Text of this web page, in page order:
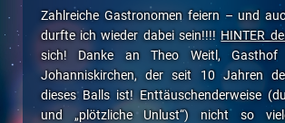
Zahlreiche Gastronomen feiern – und
durfte ich wieder dabei sein!!!!HINTER
sich! Danke anTheo Weitl,
Johanniskirchen, der seit 10 Jahren
dieses Balls ist! Enttäuschenderweise
und „plötzliche Unlust“) nicht so